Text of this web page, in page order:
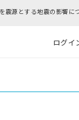
とする地震の影響につき
ログイ